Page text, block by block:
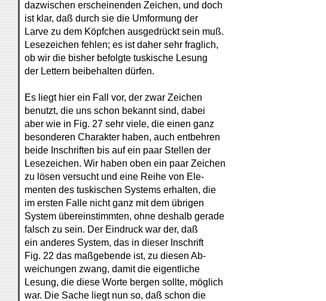
dazwischen erscheinenden Zeichen, und doch
ist klar, daß durch sie die Umformung der
Larve zu dem Köpfchen ausgedrückt sein muß.
Lesezeichen fehlen; es ist daher sehr fraglich,
ob wir die bisher befolgte tuskische Lesung
der Lettern beibehalten dürfen.
Es liegt hier ein Fall vor, der zwar Zeichen
benutzt, die uns schon bekannt sind, dabei
aber wie in Fig. 27 sehr viele, die einen ganz
besonderen Charakter haben, auch entbehren
beide Inschriften bis auf ein paar Stellen der
Lesezeichen. Wir haben oben ein paar Zeichen
zu lösen versucht und eine Reihe von Ele-
menten des tuskischen Systems erhalten, die
im ersten Falle nicht ganz mit dem übrigen
System übereinstimmten, ohne deshalb gerade
falsch zu sein. Der Eindruck war der, daß
ein anderes System, das in dieser Inschrift
Fig. 22 das maßgebende ist, zu diesen Ab-
weichungen zwang, damit die eigentliche
Lesung, die diese Worte bergen sollte, möglich
war. Die Sache liegt nun so, daß schon die